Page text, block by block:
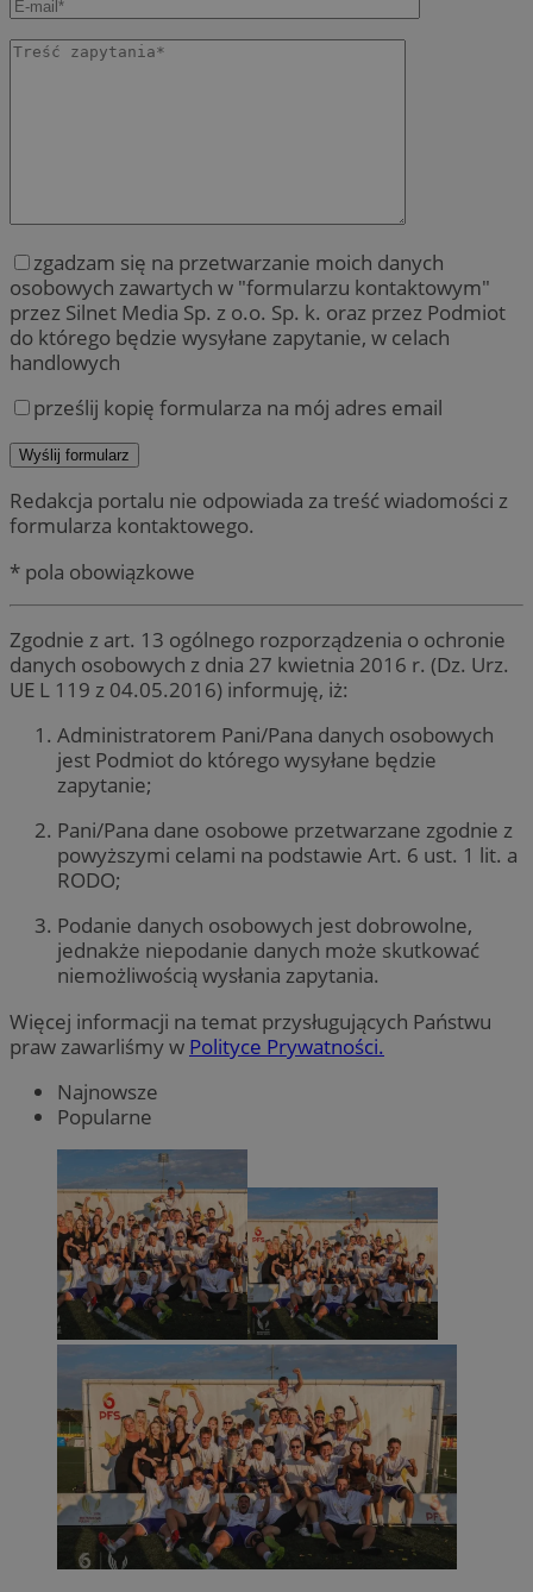
zgadzam się na przetwarzanie moich danych
osobowych zawartych w "formularzu kontaktowym"
przez Silnet Media Sp. z o.o. Sp. k. oraz przez Podmiot
do którego będzie wysyłane zapytanie, w celach
handlowych
prześlij kopię formularza na mój adres email
Redakcja portalu nie odpowiada za treść wiadomości z
formularza kontaktowego.
* pola obowiązkowe
Zgodnie z art. 13 ogólnego rozporządzenia o ochronie
danych osobowych z dnia 27 kwietnia 2016 r. (Dz. Urz.
UE L 119 z 04.05.2016) informuję, iż:
Administratorem Pani/Pana danych osobowych
jest Podmiot do którego wysyłane będzie
zapytanie;
Pani/Pana dane osobowe przetwarzane zgodnie z
powyższymi celami na podstawie Art. 6 ust. 1 lit. a
RODO;
Podanie danych osobowych jest dobrowolne,
jednakże niepodanie danych może skutkować
niemożliwością wysłania zapytania.
Więcej informacji na temat przysługujących Państwu
praw zawarliśmy w Polityce Prywatności.
Najnowsze
Popularne